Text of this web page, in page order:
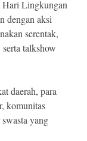
Hari Lingkungan
dengan aksi
serentak,
talkshow
daerah, para
komunitas
yang